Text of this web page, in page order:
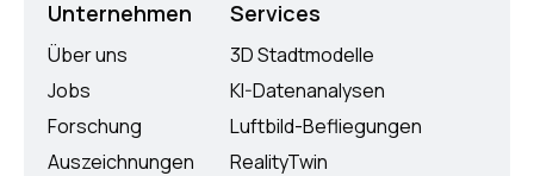
Unternehmen
Über uns
Jobs
Forschung
Auszeichnungen
Services
3D Stadtmodelle
KI-Datenanalysen
Luftbild-Befliegungen
RealityTwin